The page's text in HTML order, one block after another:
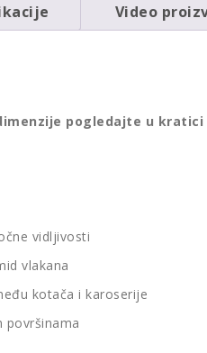
Video
pogledajte u
vidljivosti
vlakana
kotača i karoserije
površinama